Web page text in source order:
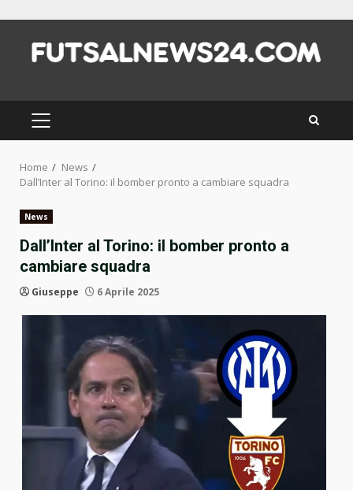
content
PRIMARY
MENU
Home
News
Dall’Inter al Torino: il bomber pronto a cambiare squadra
News
Dall’Inter al Torino: il bomber pronto a
cambiare squadra
Giuseppe 6 Aprile 2025